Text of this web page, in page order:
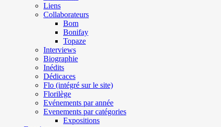
Liens
Collaborateurs
Bom
Bonifay
Topaze
Interviews
Biographie
Inédits
Dédicaces
Flo (intégré sur le site)
Florilège
Evénements par année
Evenements par catégories
Expositions